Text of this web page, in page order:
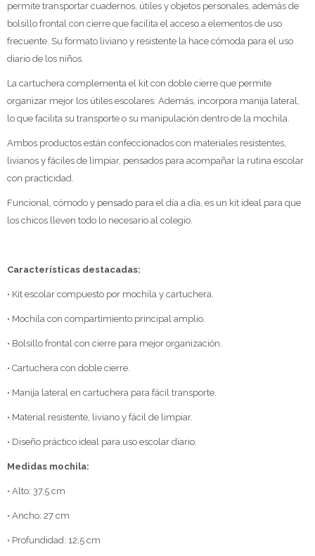
permite transportar cuadernos, útiles y objetos personales, además de
bolsillo frontal con cierre que facilita el acceso a elementos de uso
frecuente. Su formato liviano y resistente la hace cómoda para el uso
diario de los niños.
La cartuchera complementa el kit con doble cierre que permite
organizar mejor los útiles escolares. Además, incorpora manija lateral,
lo que facilita su transporte o su manipulación dentro de la mochila.
Ambos productos están confeccionados con materiales resistentes,
livianos y fáciles de limpiar, pensados para acompañar la rutina escolar
con practicidad.
Funcional, cómodo y pensado para el día a día, es un kit ideal para que
los chicos lleven todo lo necesario al colegio.
Características destacadas:
• Kit escolar compuesto por mochila y cartuchera.
• Mochila con compartimiento principal amplio.
• Bolsillo frontal con cierre para mejor organización.
• Cartuchera con doble cierre.
• Manija lateral en cartuchera para fácil transporte.
• Material resistente, liviano y fácil de limpiar.
• Diseño práctico ideal para uso escolar diario.
Medidas mochila:
• Alto: 37,5 cm
• Ancho: 27 cm
• Profundidad: 12,5 cm